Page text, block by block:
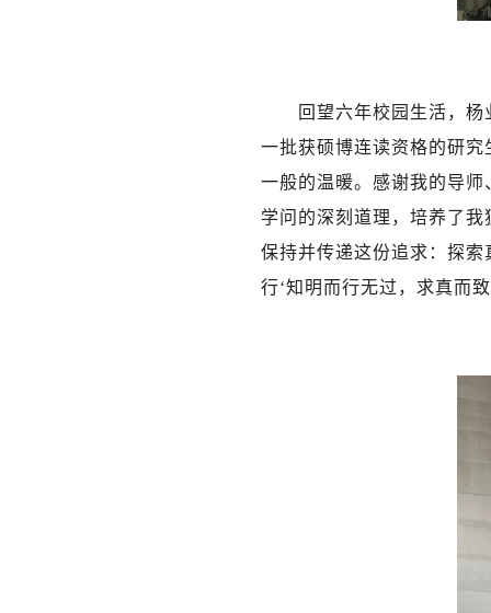
回望六年校园生活，
一批获硕博连读资格的研
一般的温暖。感谢我的导
学问的深刻道理，培养了
保持并传递这份追求：探
行‘知明而行无过，求真而